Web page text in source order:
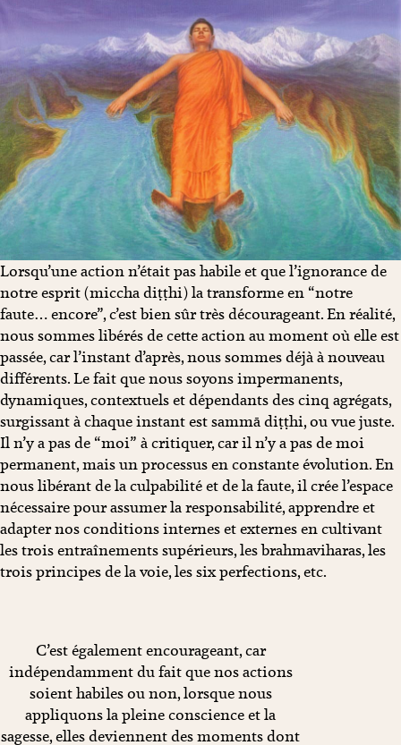
Lorsqu’une action n’était pas habile et que l’ignorance de
notre esprit (miccha diṭṭhi) la transforme en “notre
faute… encore”, c’est bien sûr très décourageant. En réalité,
nous sommes libérés de cette action au moment où elle est
passée, car l’instant d’après, nous sommes déjà à nouveau
différents. Le fait que nous soyons impermanents,
dynamiques, contextuels et dépendants des cinq agrégats,
surgissant à chaque instant est sammā diṭṭhi, ou vue juste.
Il n’y a pas de “moi” à critiquer, car il n’y a pas de moi
permanent, mais un processus en constante évolution. En
nous libérant de la culpabilité et de la faute, il crée l’espace
nécessaire pour assumer la responsabilité, apprendre et
adapter nos conditions internes et externes en cultivant
les trois entraînements supérieurs, les brahmaviharas, les
trois principes de la voie, les six perfections, etc.
C’est également encourageant, car
indépendamment du fait que nos actions
soient habiles ou non, lorsque nous
appliquons la pleine conscience et la
sagesse, elles deviennent des moments dont